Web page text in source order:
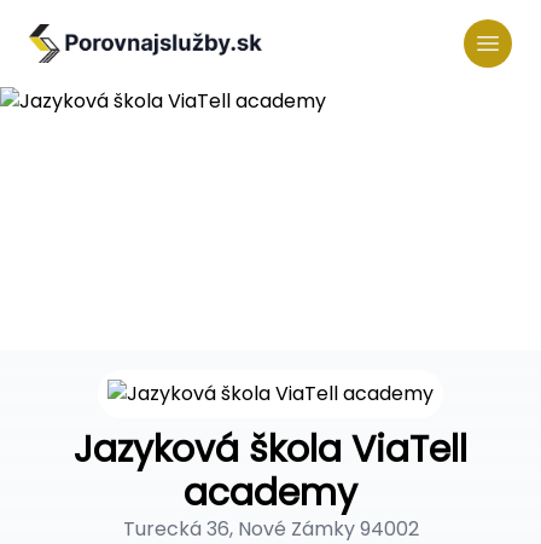
Jazyková škola ViaTell
academy
Turecká 36, Nové Zámky 94002